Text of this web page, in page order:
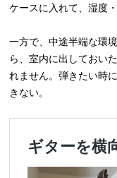
ケースに入れて、湿度
一方で、中途半端な環
ら、室内に出しておい
れません。弾きたい時
きない。